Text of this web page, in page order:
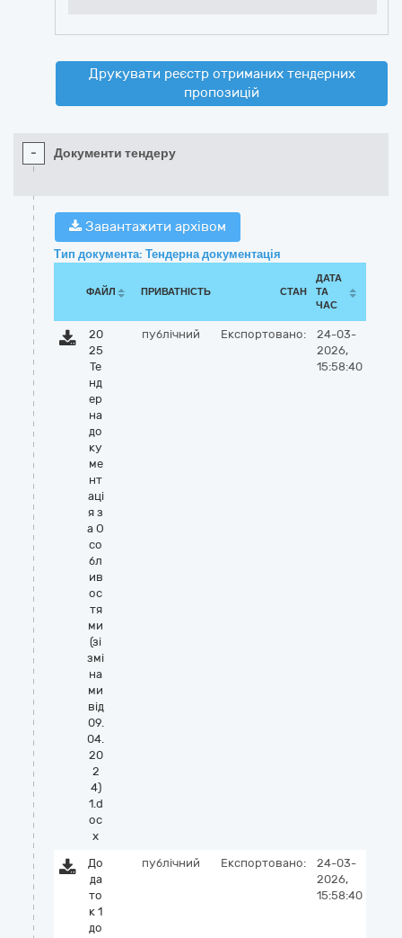
Друкувати реєстр отриманих тендерних
пропозицій
- Документи тендеру
Завантажити архівом
Тип документа: Тендерна документація
ФАЙЛ ПРИВАТНІСТЬ СТАН
ДАТА
ТА
ЧАС
20
25
Те
нд
ер
на
до
ку
ме
нт
аці
я з
а О
со
бл
ив
ос
тя
ми
(зі
змі
на
ми
від
09.
04.
20
2
4)
1.d
oc
x
публічний Експортовано:
24-03-
2026,
15:58:40
До
да
то
к 1
до
публічний Експортовано:
24-03-
2026,
15:58:40